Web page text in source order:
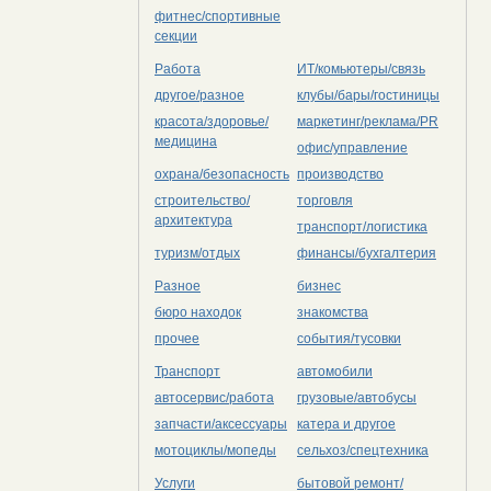
фитнес/спортивные
секции
Работа
ИТ/комьютеры/связь
другое/разное
клубы/бары/гостиницы
красота/здоровье/
медицина
маркетинг/реклама/PR
офис/управление
охрана/безопасность производство
строительство/
архитектура
торговля
транспорт/логистика
туризм/отдых
финансы/бухгалтерия
Разное
бизнес
бюро находок
знакомства
прочее
события/тусовки
Транспорт
автомобили
автосервис/работа
грузовые/автобусы
запчасти/аксессуары
катера и другое
мотоциклы/мопеды
сельхоз/cпецтехника
Услуги
бытовой ремонт/